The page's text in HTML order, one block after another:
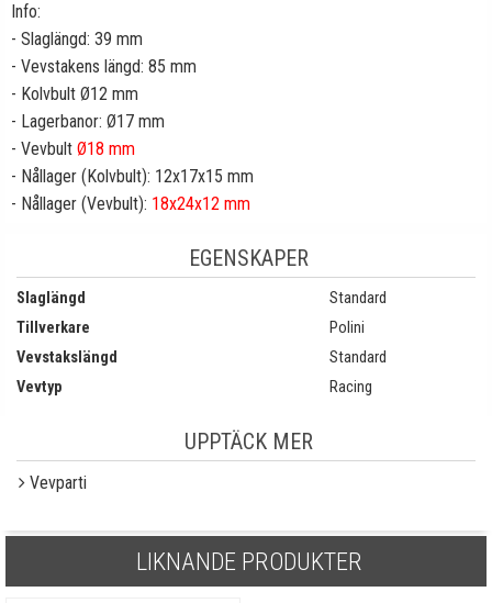
Info:
- Slaglängd: 39 mm
- Vevstakens längd: 85 mm
- Kolvbult Ø12 mm
- Lagerbanor: Ø17 mm
- Vevbult Ø18 mm
- Nållager (Kolvbult): 12x17x15 mm
- Nållager (Vevbult): 18x24x12 mm
EGENSKAPER
Slaglängd
Standard
Tillverkare
Polini
Vevstakslängd
Standard
Vevtyp
Racing
UPPTÄCK MER
Vevparti
LIKNANDE PRODUKTER